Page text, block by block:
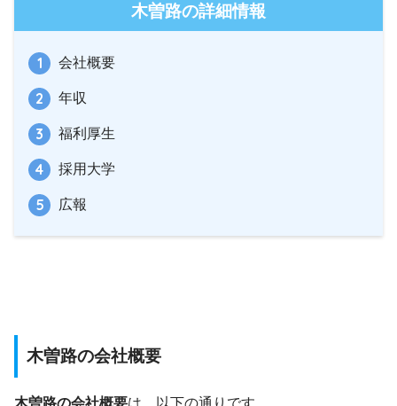
木曽路の詳細情報
会社概要
年収
福利厚生
採用大学
広報
木曽路の会社概要
木曽路の会社概要は、以下の通りです。